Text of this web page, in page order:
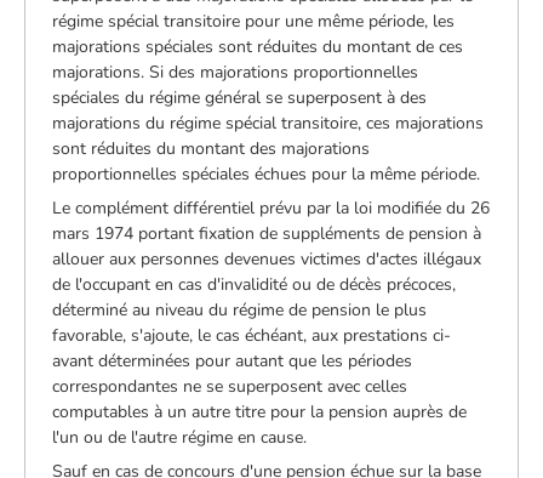
régime spécial transitoire pour une même période, les
majorations spéciales sont réduites du montant de ces
majorations. Si des majorations proportionnelles
spéciales du régime général se superposent à des
majorations du régime spécial transitoire, ces majorations
sont réduites du montant des majorations
proportionnelles spéciales échues pour la même période.
Le complément différentiel prévu par la loi modifiée du 26
mars 1974 portant fixation de suppléments de pension à
allouer aux personnes devenues victimes d'actes illégaux
de l'occupant en cas d'invalidité ou de décès précoces,
déterminé au niveau du régime de pension le plus
favorable, s'ajoute, le cas échéant, aux prestations ci-
avant déterminées pour autant que les périodes
correspondantes ne se superposent avec celles
computables à un autre titre pour la pension auprès de
l'un ou de l'autre régime en cause.
Sauf en cas de concours d'une pension échue sur la base